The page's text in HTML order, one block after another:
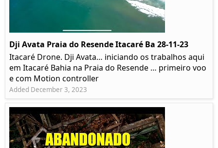
Dji Avata Praia do Resende Itacaré Ba 28-11-23
Itacaré Drone. Dji Avata… iniciando os trabalhos aqui
em Itacaré Bahia na Praia do Resende … primeiro voo
e com Motion controller
Added December 3, 2023